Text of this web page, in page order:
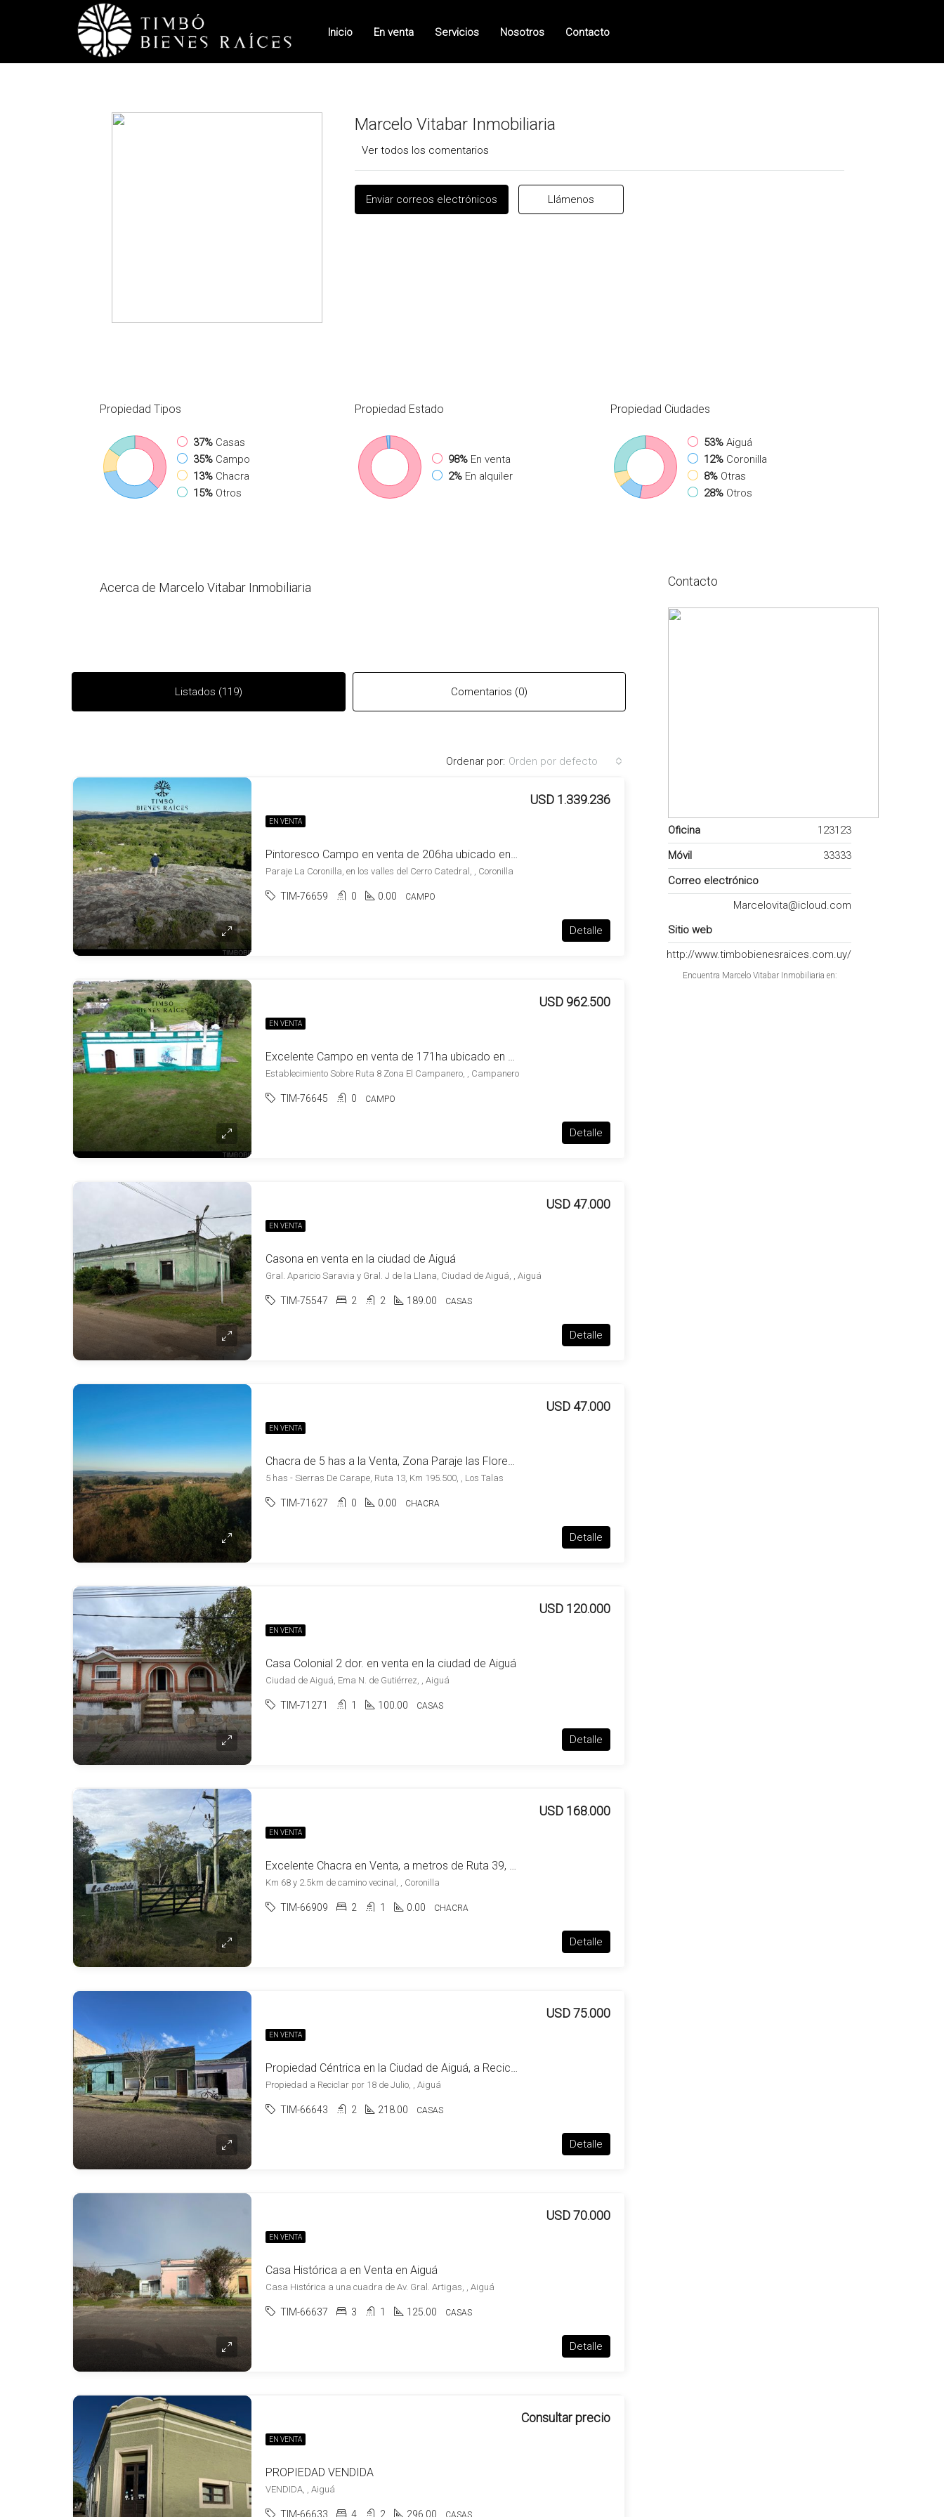
Inicio En venta Servicios Nosotros Contacto
Marcelo Vitabar Inmobiliaria
Ver todos los comentarios
Enviar correos electrónicos Llámenos
Propiedad Tipos
37% Casas
35% Campo
13% Chacra
15% Otros
Propiedad Estado
98% En venta
2% En alquiler
Propiedad Ciudades
53% Aiguá
12% Coronilla
8% Otras
28% Otros
Acerca de Marcelo Vitabar Inmobiliaria
Listados (119) Comentarios (0)
Ordenar por: Orden por defecto
EN VENTA
Pintoresco Campo en venta de 206ha ubicado en Coronilla – Maldonado
USD 1.339.236
Paraje La Coronilla, en los valles del Cerro Catedral, , Coronilla
TIM-76659 0 0.00 CAMPO
Detalle
EN VENTA
Excelente Campo en venta de 171ha ubicado en Campanero
USD 962.500
Establecimiento Sobre Ruta 8 Zona El Campanero, , Campanero
TIM-76645 0 CAMPO
Detalle
EN VENTA
Casona en venta en la ciudad de Aiguá
USD 47.000
Gral. Aparicio Saravia y Gral. J de la Llana, Ciudad de Aiguá, , Aiguá
TIM-75547 2 2 189.00 CASAS
Detalle
EN VENTA
Chacra de 5 has a la Venta, Zona Paraje las Flores y los Talas- Maldonado
USD 47.000
5 has - Sierras De Carape, Ruta 13, Km 195.500, , Los Talas
TIM-71627 0 0.00 CHACRA
Detalle
EN VENTA
Casa Colonial 2 dor. en venta en la ciudad de Aiguá
USD 120.000
Ciudad de Aiguá, Ema N. de Gutiérrez, , Aiguá
TIM-71271 1 100.00 CASAS
Detalle
EN VENTA
Excelente Chacra en Venta, a metros de Ruta 39, Zona La Coronilla
USD 168.000
Km 68 y 2.5km de camino vecinal, , Coronilla
TIM-66909 2 1 0.00 CHACRA
Detalle
EN VENTA
Propiedad Céntrica en la Ciudad de Aiguá, a Reciclar
USD 75.000
Propiedad a Reciclar por 18 de Julio, , Aiguá
TIM-66643 2 218.00 CASAS
Detalle
EN VENTA
Casa Histórica a en Venta en Aiguá
USD 70.000
Casa Histórica a una cuadra de Av. Gral. Artigas, , Aiguá
TIM-66637 3 1 125.00 CASAS
Detalle
EN VENTA
PROPIEDAD VENDIDA
Consultar precio
VENDIDA, , Aiguá
TIM-66633 4 2 296.00 CASAS
Contacto
Oficina
123123
Móvil
33333
Correo electrónico
Marcelovita@icloud.com
Sitio web
http://www.timbobienesraices.com.uy/
Encuentra Marcelo Vitabar Inmobiliaria en: